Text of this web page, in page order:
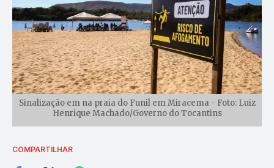
Sinalização em na praia do Funil em Miracema - Foto: Luiz
Henrique Machado/Governo do Tocantins
COMPARTILHAR